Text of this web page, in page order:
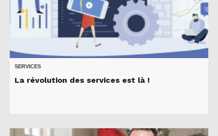
SERVICES
La révolution des services est là !